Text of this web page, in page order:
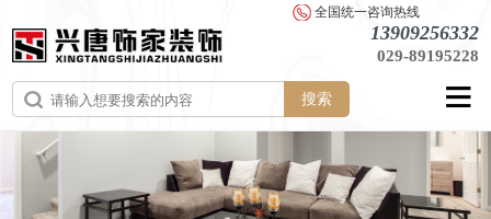
全国统一咨询热线
13909256332
029-89195228
搜索